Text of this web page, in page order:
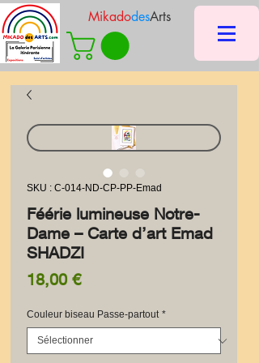
MikadodesArts
SKU : C-014-ND-CP-PP-Emad
Féérie lumineuse Notre-
Dame – Carte d’art Emad
SHADZI
18,00 €Prix
Couleur biseau Passe-partout *